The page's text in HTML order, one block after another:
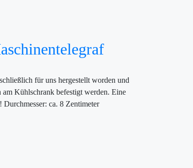
für uns hergestellt worden und
Kühlschrank befestigt werden. Eine
ca. 8 Zentimeter